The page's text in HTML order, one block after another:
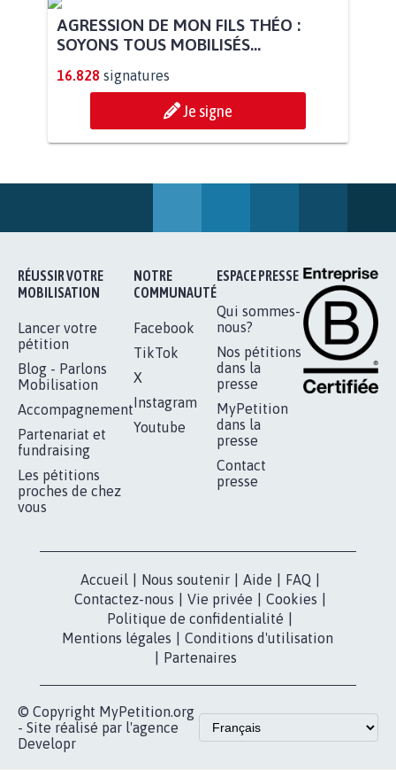
STOP AU PROJET AGRIVOLTAÏQUE
AUTOUR DE LA SOURCE...
11.273 signatures
Je signe
AGRESSION DE MON FILS THÉO :
SOYONS TOUS MOBILISÉS...
16.828 signatures
Je signe
RÉUSSIR VOTRE
Mobilisation
Accompagnement
NOTRE
COMMUNAUTÉ
Facebook
TikTok
X
Instagram
ESPACE PRESSE
Qui sommes-
nous?
Nos pétitions
presse
MyPetition